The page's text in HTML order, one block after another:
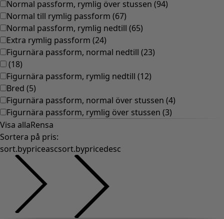
Lantlig inredning
Rolig inredning
Färgglad inredning
Blommig inredning
Natur
Bohemisk inredning
Skandinavisk inredning
Mysig inredning